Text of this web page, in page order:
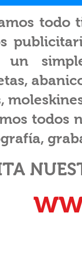
todo
un
todos